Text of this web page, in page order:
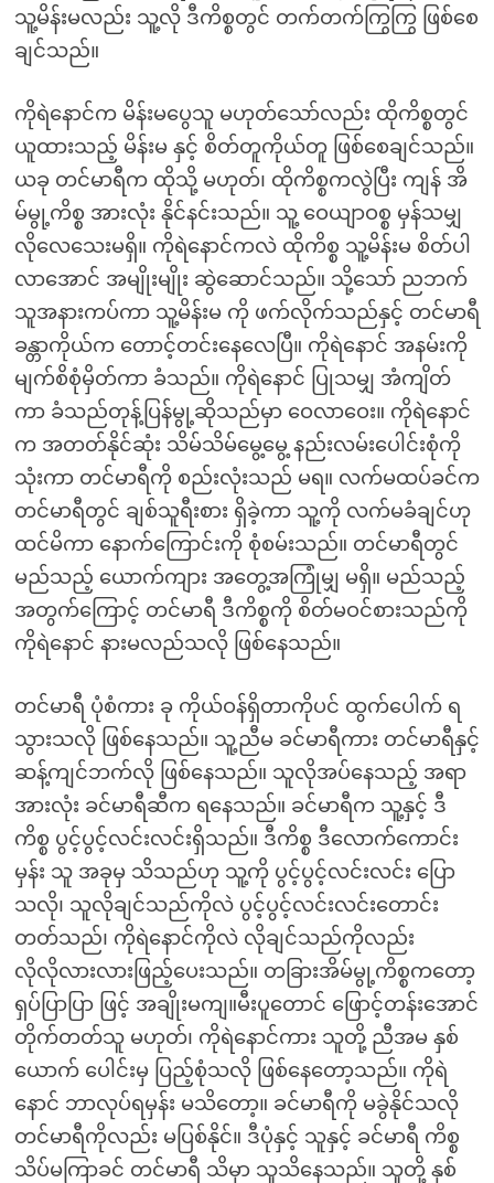
သူ့မိန်းမလည်း သူ့လို ဒီကိစ္စတွင် တက်တက်ကြွကြွ ဖြစ်စေ
ချင်သည်။
ကိုရဲနောင်က မိန်းမပွေသူ မဟုတ်သော်လည်း ထိုကိစ္စတွင်
ယူထားသည့် မိန်းမ နှင့် စိတ်တူကိုယ်တူ ဖြစ်စေချင်သည်။
ယခု တင်မာရီက ထိုသို့ မဟုတ်၊ ထိုကိစ္စကလွဲပြီး ကျန် အိ
မ်မွု့ကိစ္စ အားလုံး နိုင်နင်းသည်။ သူ့ ဝေယျာဝစ္စ မှန်သမျှ
လိုလေသေးမရှိ။ ကိုရဲနောင်ကလဲ ထိုကိစ္စ သူ့မိန်းမ စိတ်ပါ
လာအောင် အမျိုးမျိုး ဆွဲဆောင်သည်။ သို့သော် ညဘက်
သူအနားကပ်ကာ သူ့မိန်းမ ကို ဖက်လိုက်သည်နှင့် တင်မာရီ
ခန္တာကိုယ်က တောင့်တင်းနေလေပြီ။ ကိုရဲနောင် အနမ်းကို
မျက်စိစုံမှိတ်ကာ ခံသည်။ ကိုရဲနောင် ပြုသမျှ အံကျိတ်
ကာ ခံသည်တုန့်ပြန်မွု့ဆိုသည်မှာ ဝေလာဝေး။ ကိုရဲနောင်
က အတတ်နိုင်ဆုံး သိမ်သိမ်မွေ့မွေ့ နည်းလမ်းပေါင်းစုံကို
သုံးကာ တင်မာရီကို စည်းလုံးသည် မရ။ လက်မထပ်ခင်က
တင်မာရီတွင် ချစ်သူရီးစား ရှိခဲ့ကာ သူ့ကို လက်မခံချင်ဟု
ထင်မိကာ နောက်ကြောင်းကို စုံစမ်းသည်။ တင်မာရီတွင်
မည်သည့် ယောက်ကျား အတွေ့အကြုံမျှ မရှိ။ မည်သည့်
အတွက်ကြောင့် တင်မာရီ ဒီကိစ္စကို စိတ်မဝင်စားသည်ကို
ကိုရဲနောင် နားမလည်သလို ဖြစ်နေသည်။
တင်မာရီ ပုံစံကား ခု ကိုယ်ဝန်ရှိတာကိုပင် ထွက်ပေါက် ရ
သွားသလို ဖြစ်နေသည်။ သူ့ညီမ ခင်မာရီကား တင်မာရီနှင့်
ဆန့်ကျင်ဘက်လို ဖြစ်နေသည်။ သူလိုအပ်နေသည့် အရာ
အားလုံး ခင်မာရီဆီက ရနေသည်။ ခင်မာရီက သူ့နှင့် ဒီ
ကိစ္စ ပွင့်ပွင့်လင်းလင်းရှိသည်။ ဒီကိစ္စ ဒီလောက်ကောင်း
မှန်း သူ အခုမှ သိသည်ဟု သူ့ကို ပွင့်ပွင့်လင်းလင်း ပြော
သလို၊ သူလိုချင်သည်ကိုလဲ ပွင့်ပွင့်လင်းလင်းတောင်း
တတ်သည်၊ ကိုရဲနောင်ကိုလဲ လိုချင်သည်ကိုလည်း
လိုလိုလားလားဖြည့်ပေးသည်။ တခြားအိမ်မွု့ကိစ္စကတော့
ရှပ်ပြာပြာ ဖြင့် အချိုးမကျ။မီးပူတောင် ဖြောင့်တန်းအောင်
တိုက်တတ်သူ မဟုတ်၊ ကိုရဲနောင်ကား သူတို့ ညီအမ နှစ်
ယောက် ပေါင်းမှ ပြည့်စုံသလို ဖြစ်နေတော့သည်။ ကိုရဲ
နောင် ဘာလုပ်ရမှန်း မသိတော့။ ခင်မာရီကို မခွဲနိုင်သလို
တင်မာရီကိုလည်း မပြစ်နိုင်။ ဒီပုံနှင့် သူနှင့် ခင်မာရီ ကိစ္စ
သိပ်မကြာခင် တင်မာရီ သိမှာ သူသိနေသည်။ သူတို့ နှစ်